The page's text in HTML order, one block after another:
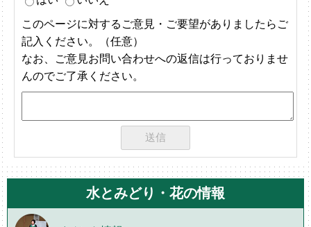
このページに対するご意見・ご要望がありましたらご
記入ください。（任意）
なお、ご意見お問い合わせへの返信は行っておりませ
んのでご了承ください。
水とみどり・花の情報